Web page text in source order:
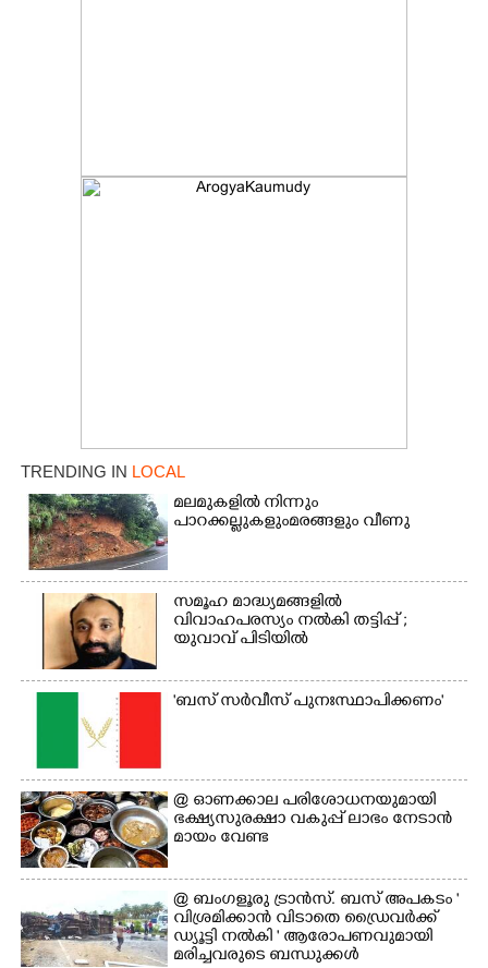
TRENDING IN LOCAL
മലമുകളിൽ നിന്നും
പാറക്കല്ലുകളുംമരങ്ങളും വീണു
സമൂഹ മാദ്ധ്യമങ്ങളിൽ
വിവാഹപരസ്യം നൽകി തട്ടിപ്പ് ;
യുവാവ് പിടിയിൽ
'ബസ് സർവീസ് പുനഃസ്ഥാപിക്കണം'
@​​​​​​​ ഓണക്കാല പരിശോധനയുമായി
ഭക്ഷ്യസുരക്ഷാ വകുപ്പ് ലാഭം നേടാൻ
മായം വേണ്ട
@ ബംഗളൂരു ട്രാൻസ്. ബസ് അപകടം '
വി​ശ്ര​മിക്കാൻ വിടാതെ ഡ്രൈ​വ​ർ​ക്ക്
ഡ്യൂട്ടി നൽകി ' ആരോപണവുമായി
മരിച്ചവരുടെ ബന്ധുക്കൾ